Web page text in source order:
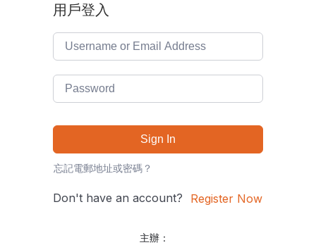
用戶登入
Sign In
忘記電郵地址或密碼？
Don't have an account? Register Now
主辦：